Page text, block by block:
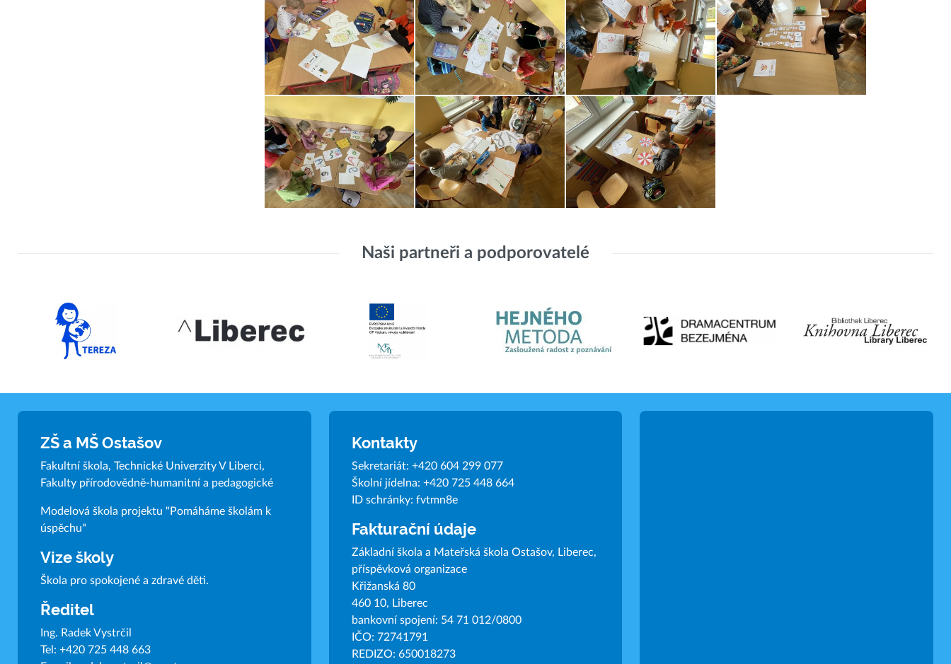
Naši partneři a podporovatelé
ZŠ a MŠ Ostašov
Fakultní škola, Technické Univerzity V Liberci,
Fakulty přírodovědně-humanitní a pedagogické
Modelová škola projektu "Pomáháme školám k
úspěchu"
Vize školy
Škola pro spokojené a zdravé děti.
Ředitel
Ing. Radek Vystrčil
Tel: +420 725 448 663
Kontakty
Sekretariát: +420 604 299 077
Školní jídelna: +420 725 448 664
ID schránky: fvtmn8e
Fakturační údaje
Základní škola a Mateřská škola Ostašov, Liberec,
příspěvková organizace
Křižanská 80
460 10, Liberec
bankovní spojení: 54 71 012/0800
IČO: 72741791
REDIZO: 650018273